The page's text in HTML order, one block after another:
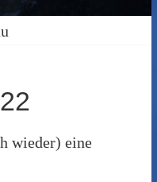
wieder) eine